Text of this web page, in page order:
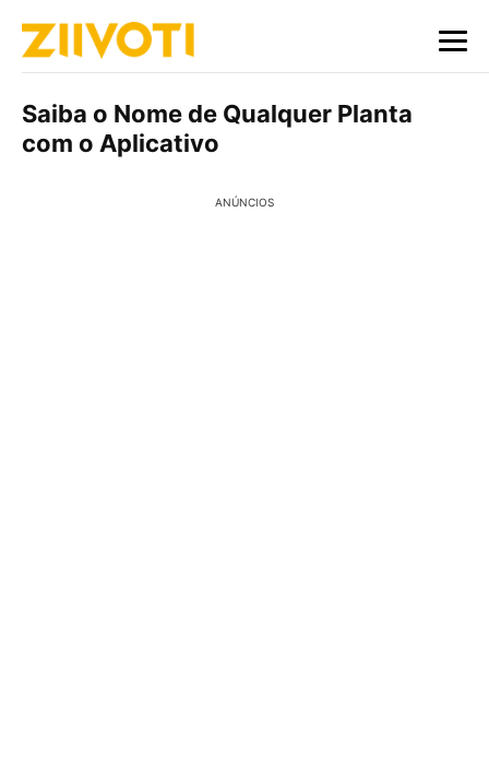
Saiba o Nome de Qualquer Planta
com o Aplicativo
ANÚNCIOS